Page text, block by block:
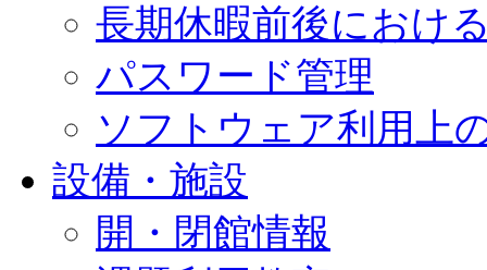
長期休暇前後におけ
パスワード管理
ソフトウェア利用上
設備・施設
開・閉館情報